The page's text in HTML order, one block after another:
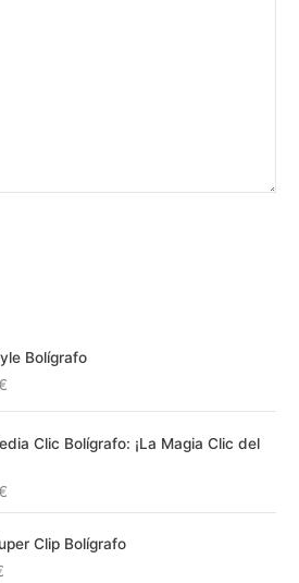
Bolígrafo
r
e
c
Clic Bolígrafo: ¡La Magia Clic del
c
Clip Bolígrafo